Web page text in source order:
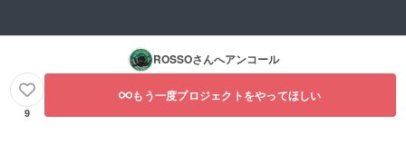
ROSSOさんへアンコール
9
もう一度プロジェクトをやってほしい